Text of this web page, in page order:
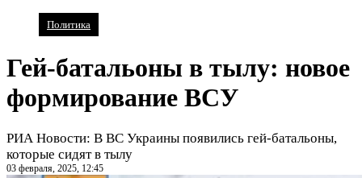
Политика
Гей-батальоны в тылу: новое
формирование ВСУ
РИА Новости: В ВС Украины появились гей-батальоны,
которые сидят в тылу
03 февраля, 2025, 12:45